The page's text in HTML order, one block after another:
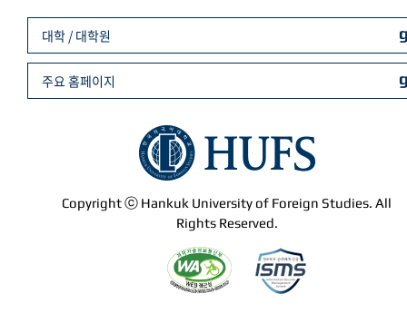
Copyright ⓒ Hankuk University of Foreign Studies. All
Rights Reserved.
대학 / 대학원
주요 홈페이지